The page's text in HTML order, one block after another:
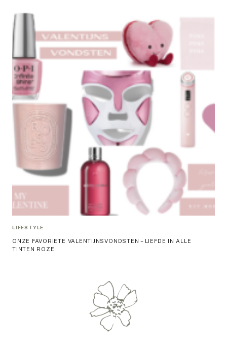
LIFESTYLE
ONZE FAVORIETE VALENTIJNSVONDSTEN – LIEFDE IN ALLE
TINTEN ROZE